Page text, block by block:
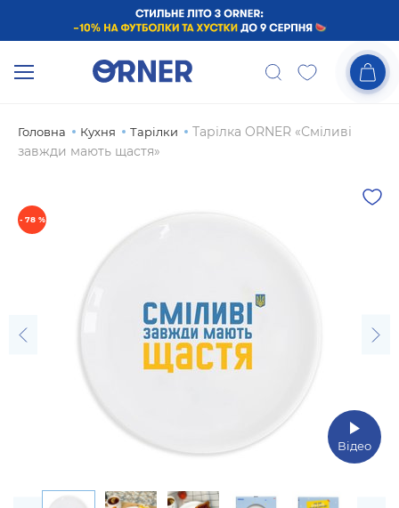
Головна Кухня Тарілки
Тарілка ORNER «Сміливі
завжди мають щастя»
- 78 %
Відео